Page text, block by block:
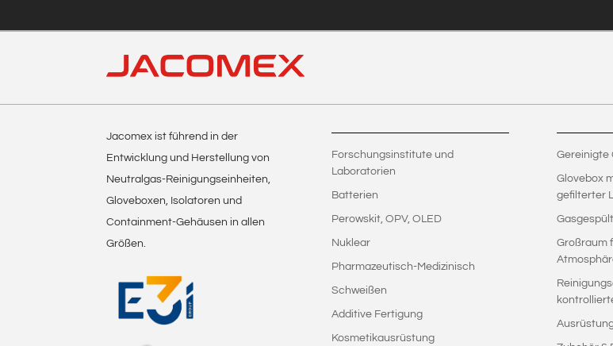
Jacomex ist führend in der
Entwicklung und Herstellung von
Neutralgas-Reinigungseinheiten,
Gloveboxen, Isolatoren und
Containment-Gehäusen in allen
Größen.
Forschungsinstitute und
Laboratorien
Batterien
Perowskit, OPV, OLED
Nuklear
Pharmazeutisch-Medizinisch
Schweißen
Additive Fertigung
Kosmetikausrüstung
Gereinigte
Glovebox
gefilterter
Großraum